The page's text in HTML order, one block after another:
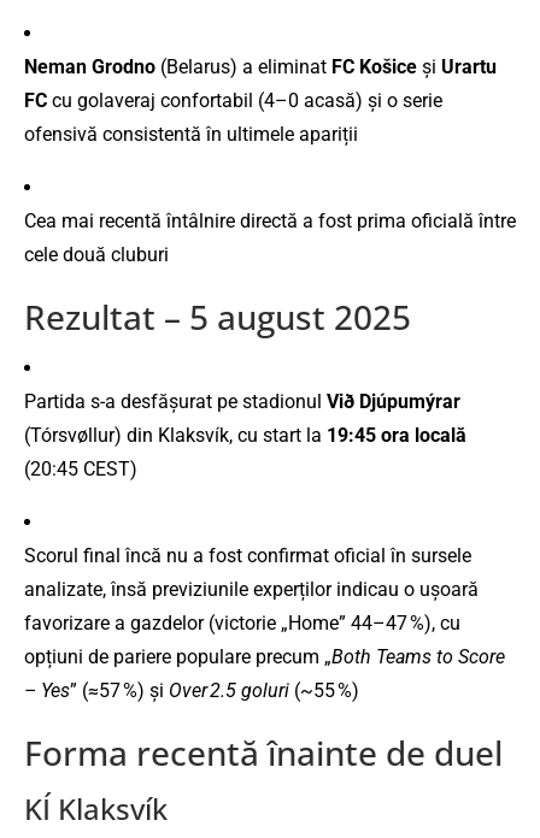
Neman Grodno (Belarus) a eliminat FC Košice și Urartu
FC cu golaveraj confortabil (4–0 acasă) şi o serie
ofensivă consistentă în ultimele apariții
Cea mai recentă întâlnire directă a fost prima oficială între
cele două cluburi
Rezultat – 5 august 2025
Partida s-a desfășurat pe stadionul Við Djúpumýrar
(Tórsvøllur) din Klaksvík, cu start la 19:45 ora locală
(20:45 CEST)
Scorul final încă nu a fost confirmat oficial în sursele
analizate, însă previziunile experților indicau o ușoară
favorizare a gazdelor (victorie „Home” 44–47 %), cu
opțiuni de pariere populare precum „Both Teams to Score
– Yes” (≈57 %) și Over 2.5 goluri (~55 %)
Forma recentă înainte de duel
KÍ Klaksvík